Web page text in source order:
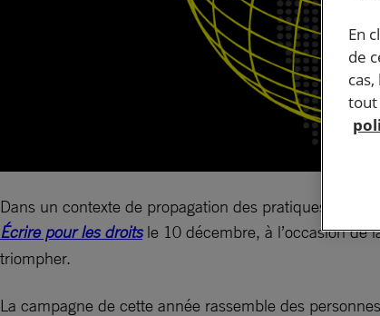
Dans un contexte de propagation des pratiques
Écrire pour les droitsle 10 décembre, à l’occasion de
triompher.
La campagne de cette année rassemble des
En
de
tout